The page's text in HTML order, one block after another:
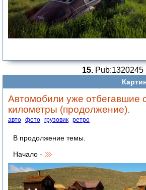
15. Pub:1320245
Автомобили уже отбегавшие
километры (продолжение).
авто фото грузовик ретро
В продолжение темы.
Начало -